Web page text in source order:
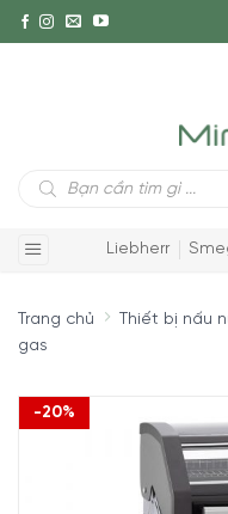
Tìm
kiếm
Liebherr
Trang chủ Thiết bị nấu
gas
-20%